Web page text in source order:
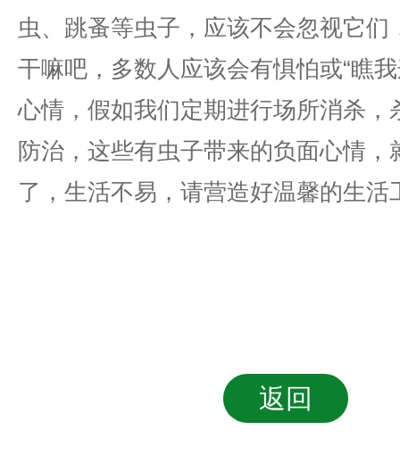
虫、跳蚤等虫子，应该不会忽视它们
干嘛吧，多数人应该会有惧怕或“瞧
心情，假如我们定期进行场所消杀，
防治，这些有虫子带来的负面心情，
了，生活不易，请营造好温馨的生活
返回